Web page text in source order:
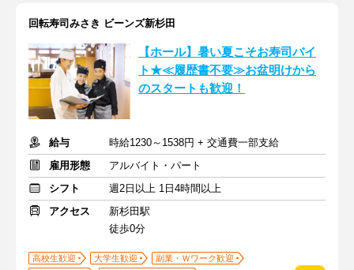
回転寿司みさき ビーンズ新杉田
【ホール】暑い夏こそお寿司バイ
ト★≪履歴書不要≫お盆明けから
のスタートも歓迎！
給与
時給1230～1538円 + 交通費一部支給
雇用形態
アルバイト・パート
シフト
週2日以上 1日4時間以上
アクセス
新杉田駅
徒歩0分
高校生歓迎 大学生歓迎
副業・Ｗワーク歓迎